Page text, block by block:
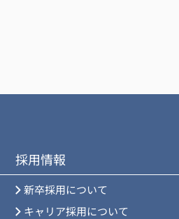
採用情報
新卒採用について
キャリア採用について